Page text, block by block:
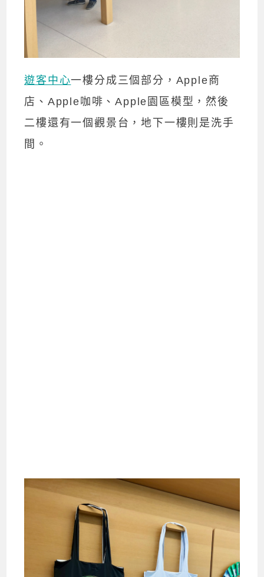
遊客中心一樓分成三個部分，Apple商
店、Apple咖啡、Apple園區模型，然後
二樓還有一個觀景台，地下一樓則是洗手
間。